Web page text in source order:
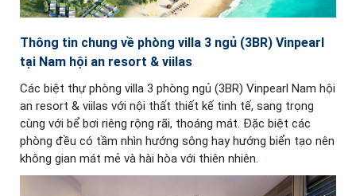
Thông tin chung về phòng villa 3 ngủ (3BR) Vinpearl
tại Nam hội an resort & viilas
Các biệt thự phòng villa 3 phòng ngủ (3BR) Vinpearl Nam hội
an resort & viilas với nội thất thiết kế tinh tế, sang trọng
cùng với bể bơi riêng rộng rãi, thoáng mát. Đặc biệt các
phòng đều có tầm nhìn hướng sông hay hướng biển tạo nên
không gian mát mẻ và hài hòa với thiên nhiên.